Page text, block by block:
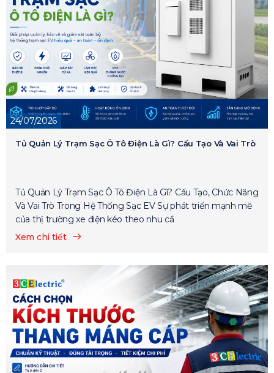
24/07/2026
Tủ Quản Lý Trạm Sạc Ô Tô Điện Là Gì? Cấu Tạo Và Vai Trò
Tủ Quản Lý Trạm Sạc Ô Tô Điện Là Gì? Cấu Tạo, Chức Năng
Và Vai Trò Trong Hệ Thống Sạc EV Sự phát triển mạnh mẽ
của thị trường xe điện kéo theo nhu cầ
Xem chi tiết